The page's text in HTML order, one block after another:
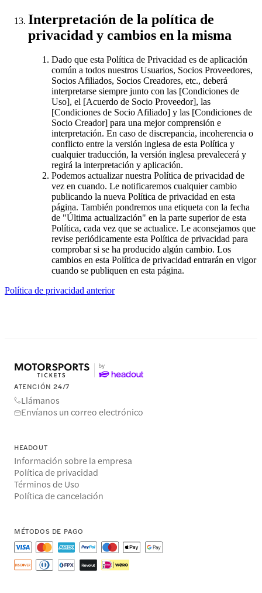
Interpretación de la política de
privacidad y cambios en la misma
Dado que esta Política de Privacidad es de aplicación
común a todos nuestros Usuarios, Socios Proveedores,
Socios Afiliados, Socios Creadores, etc., deberá
interpretarse siempre junto con las [Condiciones de
Uso], el [Acuerdo de Socio Proveedor], las
[Condiciones de Socio Afiliado] y las [Condiciones de
Socio Creador] para una mejor comprensión e
interpretación. En caso de discrepancia, incoherencia o
conflicto entre la versión inglesa de esta Política y
cualquier traducción, la versión inglesa prevalecerá y
regirá la interpretación y aplicación.
Podemos actualizar nuestra Política de privacidad de
vez en cuando. Le notificaremos cualquier cambio
publicando la nueva Política de privacidad en esta
página. También pondremos una etiqueta con la fecha
de "Última actualización" en la parte superior de esta
Política, cada vez que se actualice. Le aconsejamos que
revise periódicamente esta Política de privacidad para
comprobar si se ha producido algún cambio. Los
cambios en esta Política de privacidad entrarán en vigor
cuando se publiquen en esta página.
Política de privacidad anterior
ATENCIÓN 24/7
Llámanos
Envíanos un correo electrónico
HEADOUT
Información sobre la empresa
Política de privacidad
Términos de Uso
Política de cancelación
MÉTODOS DE PAGO